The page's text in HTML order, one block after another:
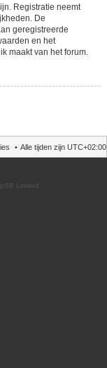
Registratie neemt
De
geregistreerde
en het
maakt van het forum.
Alle tijden zijn UTC+02:00
Limited